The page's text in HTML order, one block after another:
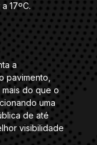
17ºC.
a
pavimento,
do que o
uma
de até
visibilidade